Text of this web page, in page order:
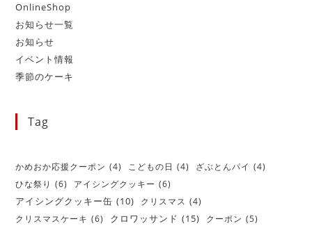
OnlineShop
お知らせ一覧
お知らせ
イベント情報
季節のケーキ
Tag
かめおか応援クーポン (4) こどもの日 (4) ざぶとんパイ (4)
ひな祭り (6) アイシングクッキー (6)
アイシングクッキー缶 (10) クリスマス (4)
クリスマスケーキ (6) クロワッサンド (15) クーポン (5)